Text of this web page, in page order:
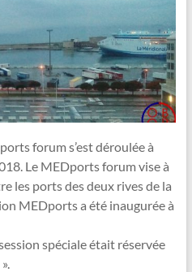
forum s’est déroulée à
Le MEDports forum vise à
les ports des deux rives de la
MEDports a été inaugurée à
spéciale était réservée